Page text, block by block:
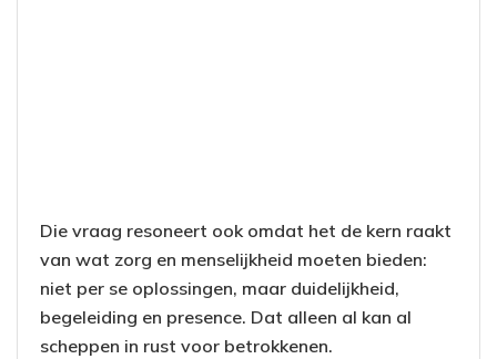
Die vraag resoneert ook omdat het de kern raakt
van wat zorg en menselijkheid moeten bieden:
niet per se oplossingen, maar duidelijkheid,
begeleiding en presence. Dat alleen al kan al
scheppen in rust voor betrokkenen.